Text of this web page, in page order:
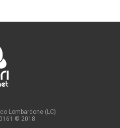
Lombardone (LC)
© 2018